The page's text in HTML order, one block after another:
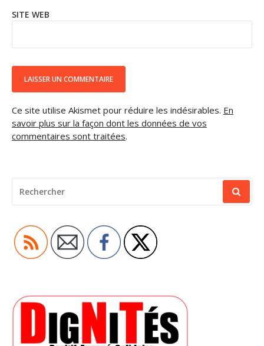
SITE WEB
Ce site utilise Akismet pour réduire les indésirables. En
savoir plus sur la façon dont les données de vos
commentaires sont traitées.
POUR
: